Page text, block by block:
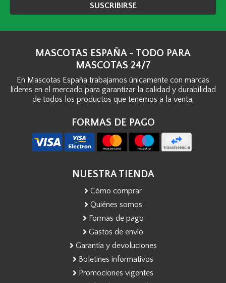
SUSCRIBIRSE
MASCOTAS ESPAÑA - TODO PARA
MASCOTAS 24/7
En Mascotas España trabajamos únicamente con marcas
líderes en el mercado para garantizar la calidad y durabilidad
de todos los productos que tenemos a la venta.
FORMAS DE PAGO
NUESTRA TIENDA
Cómo comprar
Quiénes somos
Formas de pago
Gastos de envío
Garantía y devoluciones
Boletines informativos
Promociones vigentes